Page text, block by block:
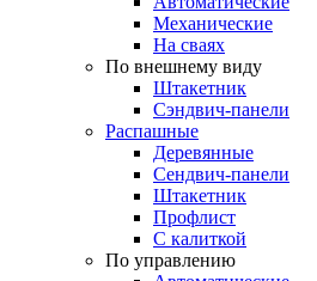
Механические
На сваях
По внешнему виду
Штакетник
Сэндвич-панели
Распашные
Деревянные
Сендвич-панели
Штакетник
Профлист
С калиткой
По управлению